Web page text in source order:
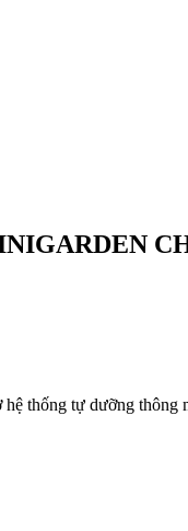
thống tự dưỡng thông